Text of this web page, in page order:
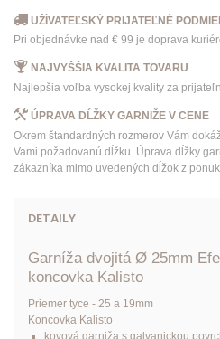
UŽÍVATEĽSKÝ PRIJATEĽNÉ
Pri objednávke nad € 99 je doprava
NAJVYŠŠIA KVALITA TOVARU
Najlepšia voľba vysokej kvality za
ÚPRAVA DĹŽKY GARNIŽE V CENE
Okrem štandardných rozmerov Vám
Vami požadovanú dĺžku. Úprava dĺžky
zákazníka mimo uvedených dĺžok z
DETAILY
Garníža dvojitáØ 25mm
koncovkaKalisto
Priemer tyce - 25 a 19mm
Koncovka Kalisto
kovová garniža s galvanickou